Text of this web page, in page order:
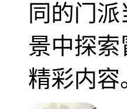
同的门
景中探
精彩内容